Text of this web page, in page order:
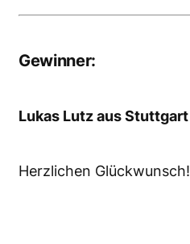
Gewinner:
Lukas Lutz aus Stuttgart
Herzlichen Glückwunsch!